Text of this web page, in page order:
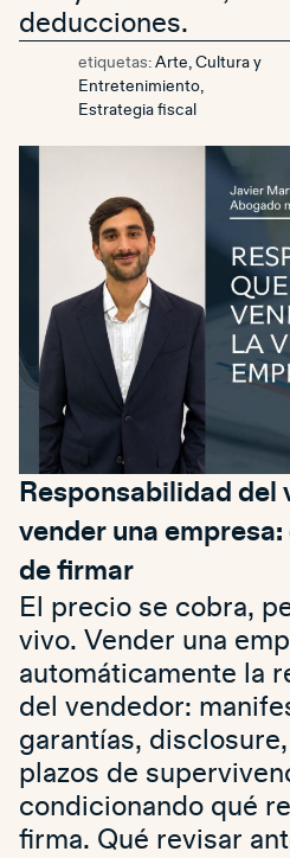
deducciones.
etiquetas: Arte, Cultura y
Entretenimiento,
Estrategia fiscal
Responsabilidad del
vender una
de firmar
El precio se cobra,
vivo. Vender una
automáticamente la
del vendedor:
garantías,
plazos de
condicionando qué
firma. Qué revisar